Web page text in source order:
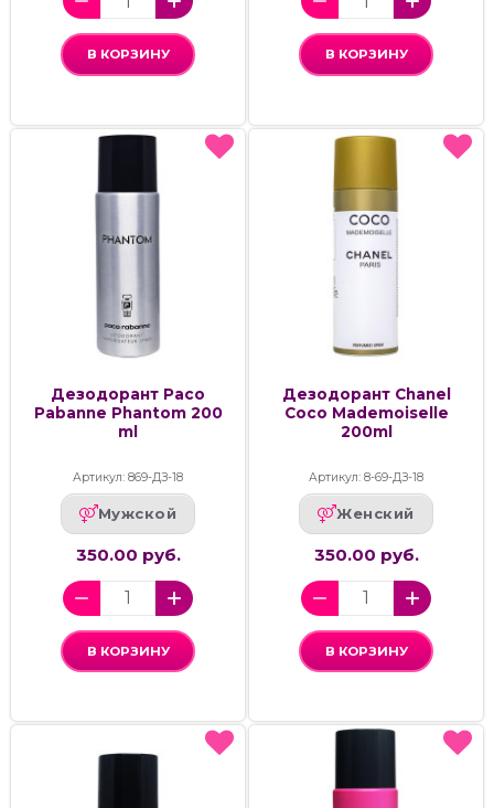
В КОРЗИНУ В КОРЗИНУ
Дезодорант Paco
Pabanne Phantom 200
ml
Артикул: 869-ДЗ-18
Мужской
350.00 руб.
В КОРЗИНУ
Дезодорант Chanel
Coco Mademoiselle
200ml
Артикул: 8-69-ДЗ-18
Женский
350.00 руб.
В КОРЗИНУ